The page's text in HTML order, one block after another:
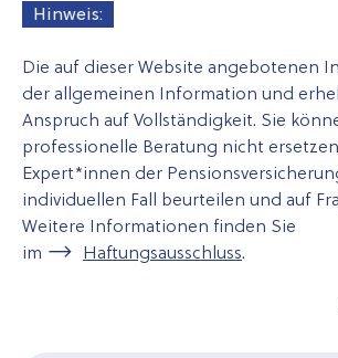
Hinweis:
Die auf dieser Website angebotenen
der allgemeinen Information und
Anspruch auf Vollständigkeit. Sie
professionelle Beratung nicht
Expert*innen der
individuellen Fall beurteilen und auf
Weitere Informationen finden Sie
im
Haftungsausschluss.